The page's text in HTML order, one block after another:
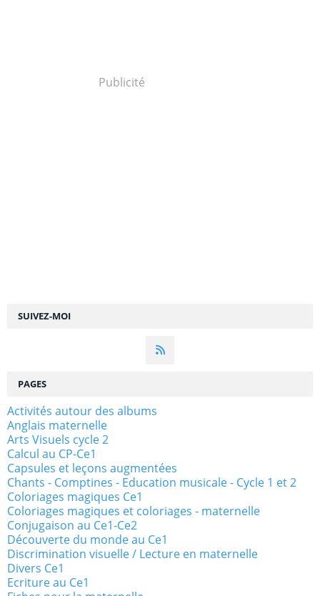
SUIVEZ-MOI
Publicité
PAGES
Activités autour des albums
Anglais maternelle
Arts Visuels cycle 2
Calcul au CP-Ce1
Capsules et leçons augmentées
Chants - Comptines - Education musicale - Cycle 1 et 2
Coloriages magiques Ce1
Coloriages magiques et coloriages - maternelle
Conjugaison au Ce1-Ce2
Découverte du monde au Ce1
Discrimination visuelle / Lecture en maternelle
Divers Ce1
Ecriture au Ce1